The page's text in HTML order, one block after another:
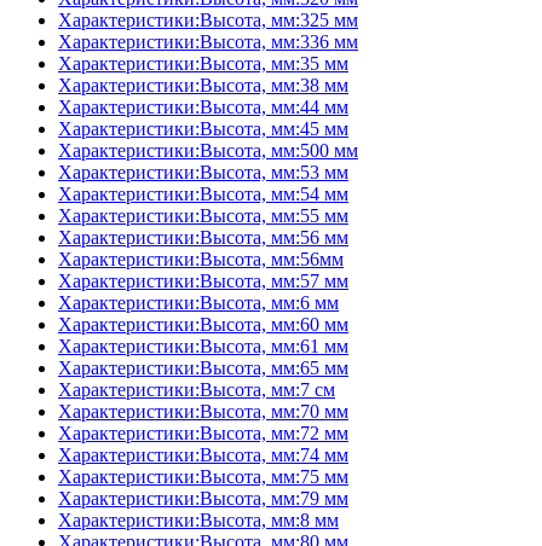
Характеристики:Высота, мм:325 мм
Характеристики:Высота, мм:336 мм
Характеристики:Высота, мм:35 мм
Характеристики:Высота, мм:38 мм
Характеристики:Высота, мм:44 мм
Характеристики:Высота, мм:45 мм
Характеристики:Высота, мм:500 мм
Характеристики:Высота, мм:53 мм
Характеристики:Высота, мм:54 мм
Характеристики:Высота, мм:55 мм
Характеристики:Высота, мм:56 мм
Характеристики:Высота, мм:56мм
Характеристики:Высота, мм:57 мм
Характеристики:Высота, мм:6 мм
Характеристики:Высота, мм:60 мм
Характеристики:Высота, мм:61 мм
Характеристики:Высота, мм:65 мм
Характеристики:Высота, мм:7 см
Характеристики:Высота, мм:70 мм
Характеристики:Высота, мм:72 мм
Характеристики:Высота, мм:74 мм
Характеристики:Высота, мм:75 мм
Характеристики:Высота, мм:79 мм
Характеристики:Высота, мм:8 мм
Характеристики:Высота, мм:80 мм